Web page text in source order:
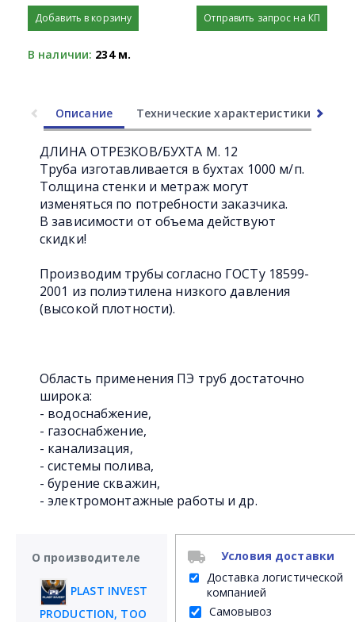
Добавить в корзину Отправить запрос на КП
В наличии: 234 м.
Описание Технические характеристики
ДЛИНА ОТРЕЗКОВ/БУХТА М. 12
Труба изготавливается в бухтах 1000 м/п.
Толщина стенки и метраж могут
изменяться по потребности заказчика.
В зависимости от объема действуют
скидки!
Производим трубы согласно ГОСТу 18599-
2001 из полиэтилена низкого давления
(высокой плотности).
Область применения ПЭ труб достаточно
широка:
- водоснабжение,
- газоснабжение,
- канализация,
- системы полива,
- бурение скважин,
- электромонтажные работы и др.
О производителе
PLAST INVEST
PRODUCTION, ТОО
Условия доставки
Доставка логистической
компанией
Самовывоз